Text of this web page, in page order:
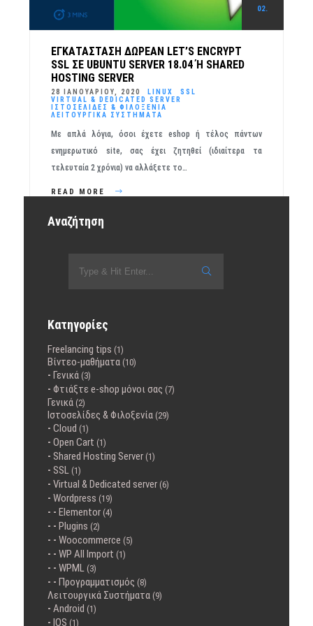
02.
ΕΓΚΑΤΆΣΤΑΣΗ ΔΩΡΕΆΝ LET’S ENCRYPT
SSL ΣΕ UBUNTU SERVER 18.04 Ή SHARED H
OSTING SERVER
28 ΙΑΝΟΥΑΡΊΟΥ, 2020 LINUX
SSL
VIRTUAL & DEDICATED SERVER
ΙΣΤΟΣΕΛΊΔΕΣ & ΦΙΛΟΞΕΝΊΑ
ΛΕΙΤΟΥΡΓΙΚΆ ΣΥΣΤΉΜΑΤΑ
Με απλά λόγια, όσοι έχετε eshop ή τέλος πάντων
ενημερωτικό site, σας έχει ζητηθεί (ιδιαίτερα τα
τελευταία 2 χρόνια) να αλλάξετε το…
READ MORE
Αναζήτηση
Κατηγορίες
Freelancing tips (1)
Βίντεο-μαθήματα (10)
Γενικά (3)
Φτιάξτε e-shop μόνοι σας (7)
Γενικά (2)
Ιστοσελίδες & Φιλοξενία (29)
Cloud (1)
Open Cart (1)
Shared Hosting Server (1)
SSL (1)
Virtual & Dedicated server (6)
Wordpress (19)
Elementor (4)
Plugins (2)
Woocommerce (5)
WP All Import (1)
WPML (3)
Προγραμματισμός (8)
Λειτουργικά Συστήματα (9)
Android (1)
IOS (1)